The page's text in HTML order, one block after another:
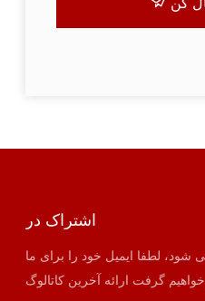
کن
اشتراک در
لطفا ایمیل خود را برای ما
آخرین کاتالوگ